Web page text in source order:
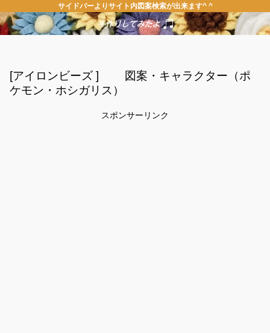
サイドバーよりサイト内図案検索が出来ます^ ^
[アイロンビーズ ] 図案・キャラクター（ポ
ケモン・ホシガリス）
スポンサーリンク